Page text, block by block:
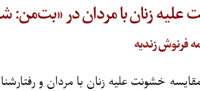
علیه زنان با مردان در «بت‌من:
فرنوش زندیه
خشونت علیه زنان با مردان و